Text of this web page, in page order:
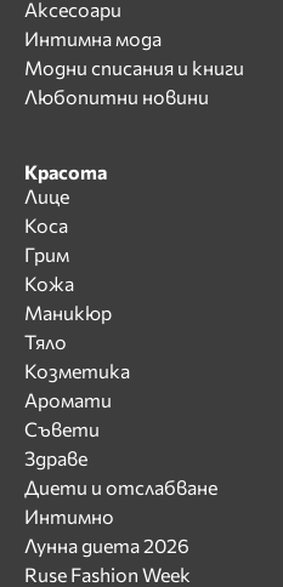
Аксесоари
Интимна мода
Модни списания и книги
Любопитни новини
Красота
Лице
Коса
Грим
Кожа
Маникюр
Тяло
Козметика
Аромати
Съвети
Здраве
Диети и отслабване
Интимно
Лунна диета 2026
Ruse Fashion Week